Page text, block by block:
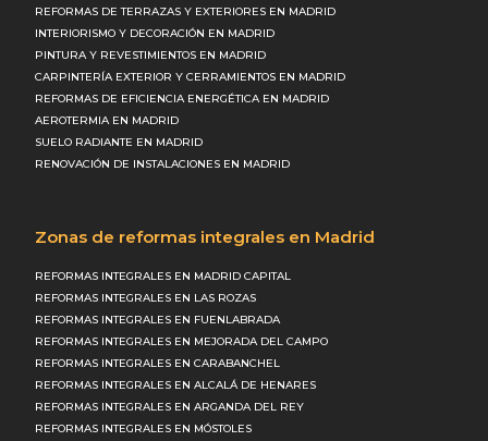
REFORMAS DE TERRAZAS Y EXTERIORES EN MADRID
INTERIORISMO Y DECORACIÓN EN MADRID
PINTURA Y REVESTIMIENTOS EN MADRID
CARPINTERÍA EXTERIOR Y CERRAMIENTOS EN MADRID
REFORMAS DE EFICIENCIA ENERGÉTICA EN MADRID
AEROTERMIA EN MADRID
SUELO RADIANTE EN MADRID
RENOVACIÓN DE INSTALACIONES EN MADRID
Zonas de reformas integrales en Madrid
REFORMAS INTEGRALES EN MADRID CAPITAL
REFORMAS INTEGRALES EN LAS ROZAS
REFORMAS INTEGRALES EN FUENLABRADA
REFORMAS INTEGRALES EN MEJORADA DEL CAMPO
REFORMAS INTEGRALES EN CARABANCHEL
REFORMAS INTEGRALES EN ALCALÁ DE HENARES
REFORMAS INTEGRALES EN ARGANDA DEL REY
REFORMAS INTEGRALES EN MÓSTOLES